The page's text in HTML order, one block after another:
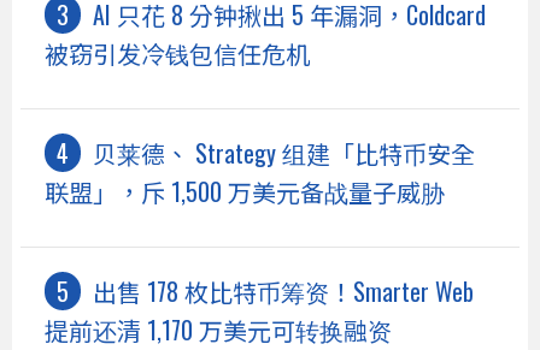
AI 只花 8 分钟揪出 5 年漏洞，Coldcard
被窃引发冷钱包信任危机
贝莱德、 Strategy 组建「比特币安全
联盟」，斥 1,500 万美元备战量子威胁
出售 178 枚比特币筹资！Smarter Web
提前还清 1,170 万美元可转换融资